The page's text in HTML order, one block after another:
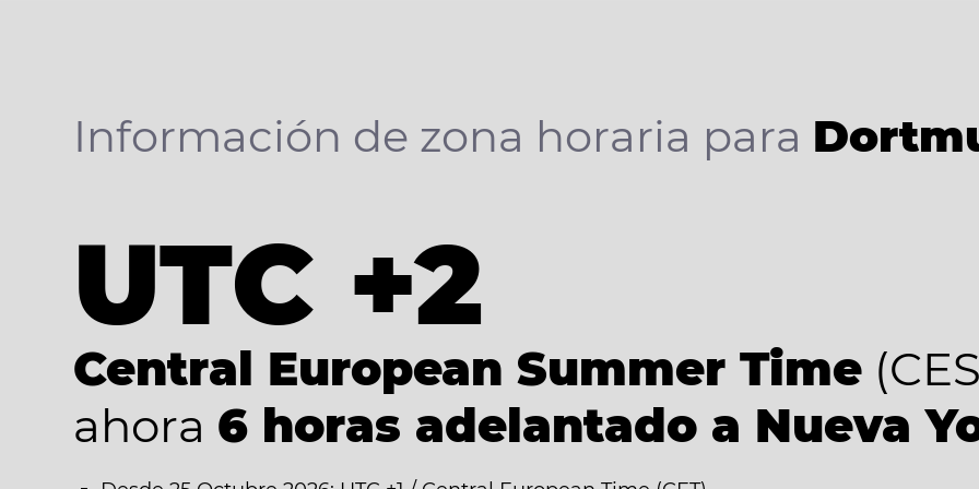
Información de zona horaria para
UTC +2
Central European Summer Time
ahora 6 horas adelantado a Nueva